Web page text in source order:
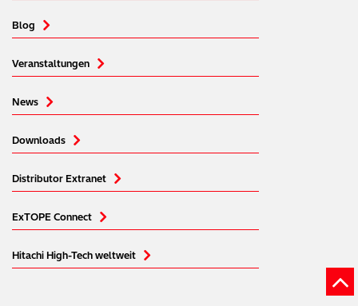
Blog
Veranstaltungen
News
Downloads
Distributor Extranet
ExTOPE Connect
Hitachi High-Tech weltweit